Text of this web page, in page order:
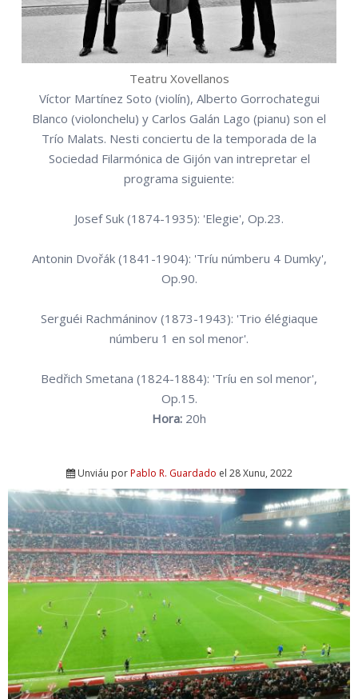
Teatru Xovellanos
Víctor Martínez Soto (violín), Alberto Gorrochategui
Blanco (violonchelu) y Carlos Galán Lago (pianu) son el
Trío Malats. Nesti conciertu de la temporada de la
Sociedad Filarmónica de Gijón van intrepretar el
programa siguiente:
Josef Suk (1874-1935): 'Elegie', Op.23.
Antonin Dvořák (1841-1904): 'Tríu númberu 4 Dumky',
Op.90.
Serguéi Rachmáninov (1873-1943): 'Trio élégiaque
númberu 1 en sol menor'.
Bedřich Smetana (1824-1884): 'Tríu en sol menor',
Op.15.
Hora: 20h
Unviáu porPablo R. Guardado el 28 Xunu, 2022